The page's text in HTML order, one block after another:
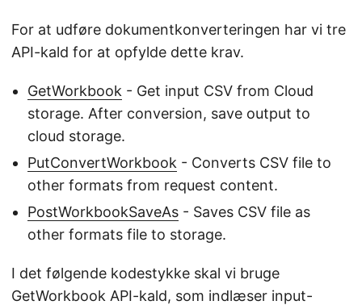
For at udføre dokumentkonverteringen har vi tre
API-kald for at opfylde dette krav.
GetWorkbook - Get input CSV from Cloud
storage. After conversion, save output to
cloud storage.
PutConvertWorkbook - Converts CSV file to
other formats from request content.
PostWorkbookSaveAs - Saves CSV file as
other formats file to storage.
I det følgende kodestykke skal vi bruge
GetWorkbook API-kald, som indlæser input-